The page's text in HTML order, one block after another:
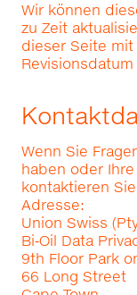
Wir können
zu Zeit
dieser Seite
Wenn Sie
haben oder
kontaktieren
Adresse:
Union Swiss
Bi‑Oil Data
9th Floor Park
66 Long Street